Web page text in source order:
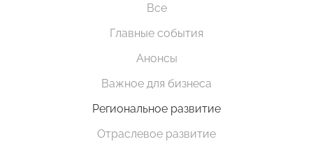
Все
Главные события
Анонсы
Важное для бизнеса
Региональное развитие
Отраслевое развитие